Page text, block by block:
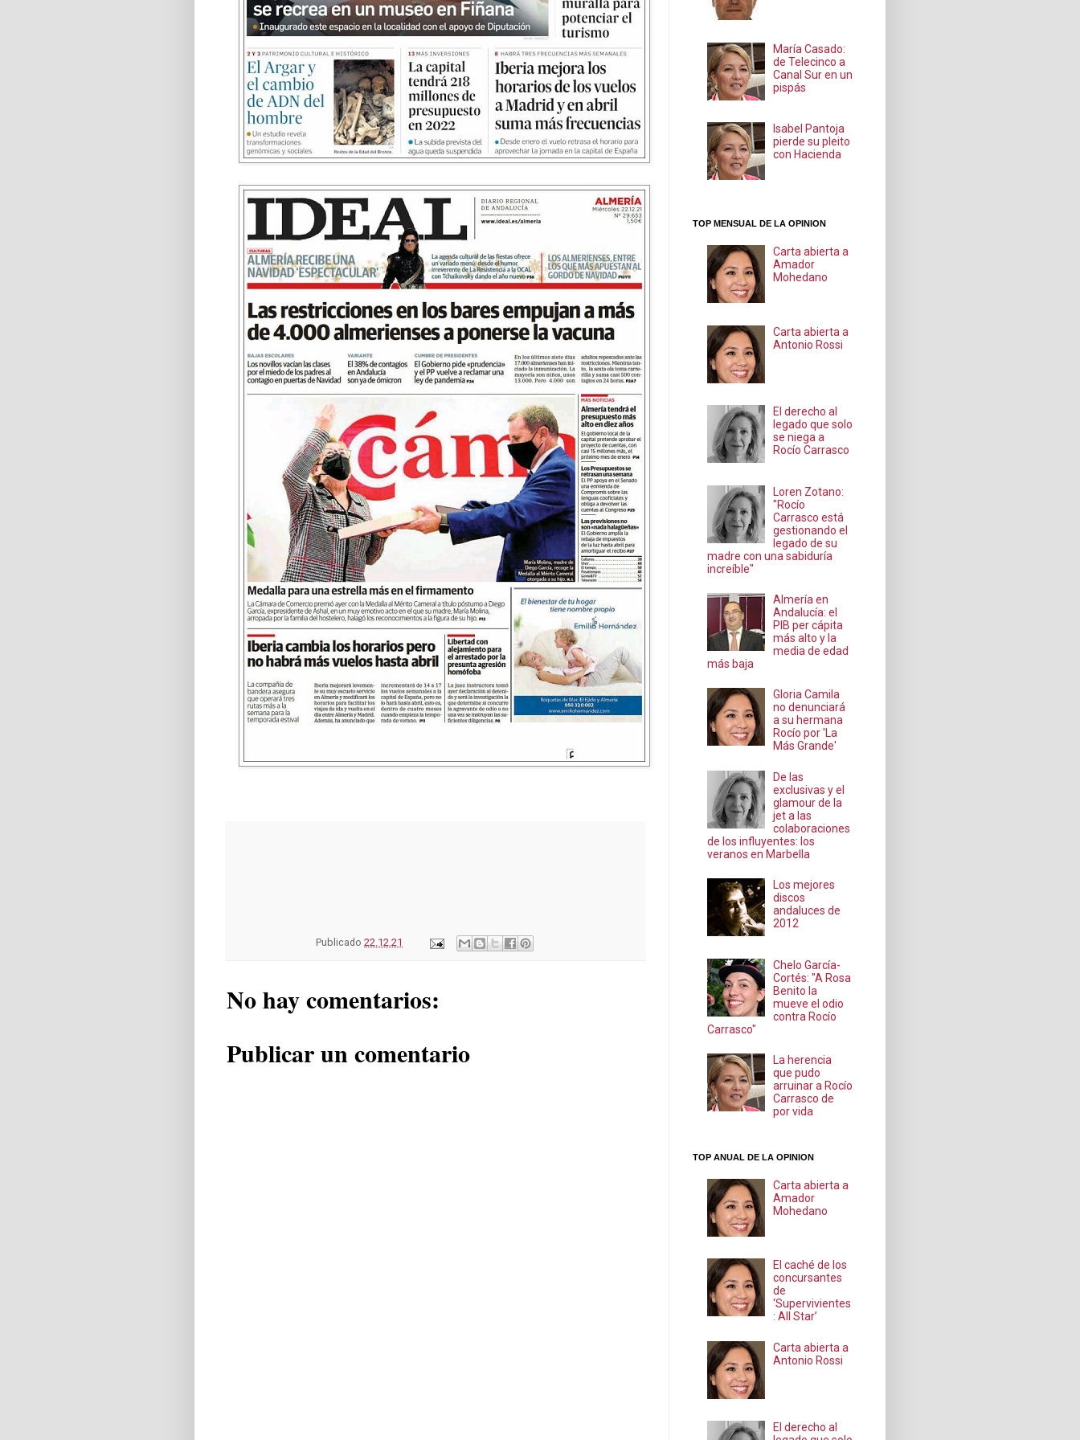
Publicado 22.12.21
No hay comentarios:
Publicar un comentario
María Casado:
de Telecinco a
Canal Sur en un
pispás
Isabel Pantoja
pierde su pleito
con Hacienda
TOP MENSUAL DE LA OPINION
Carta abierta a
Amador
Mohedano
Carta abierta a
Antonio Rossi
El derecho al
legado que solo
se niega a
Rocío Carrasco
Loren Zotano:
"Rocío
Carrasco está
gestionando el
legado de su
madre con una sabiduría
increíble"
Almería en
Andalucía: el
PIB per cápita
más alto y la
media de edad
más baja
Gloria Camila
no denunciará
a su hermana
Rocío por 'La
Más Grande'
De las
exclusivas y el
glamour de la
jet a las
colaboraciones
de los influyentes: los
veranos en Marbella
Los mejores
discos
andaluces de
2012
Chelo García-
Cortés: "A Rosa
Benito la
mueve el odio
contra Rocío
Carrasco"
La herencia
que pudo
arruinar a Rocío
Carrasco de
por vida
TOP ANUAL DE LA OPINION
Carta abierta a
Amador
Mohedano
El caché de los
concursantes
de
‘Supervivientes
: All Star’
Carta abierta a
Antonio Rossi
El derecho al